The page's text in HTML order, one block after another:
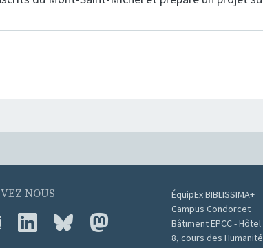
pour CRC – Centre
NOUS
ÉquipEx BIBLISSIMA+
Campus Condorcet
Bâtiment EPCC -
8, cours des